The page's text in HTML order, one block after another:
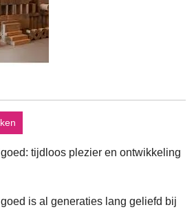
tijdloos plezier en ontwikkeling
is al generaties lang geliefd bij